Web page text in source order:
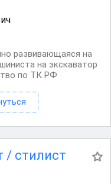
развивающаяся на
на экскаватор
по ТК РФ
выходными
платы 2
700 руб...
/ стилист